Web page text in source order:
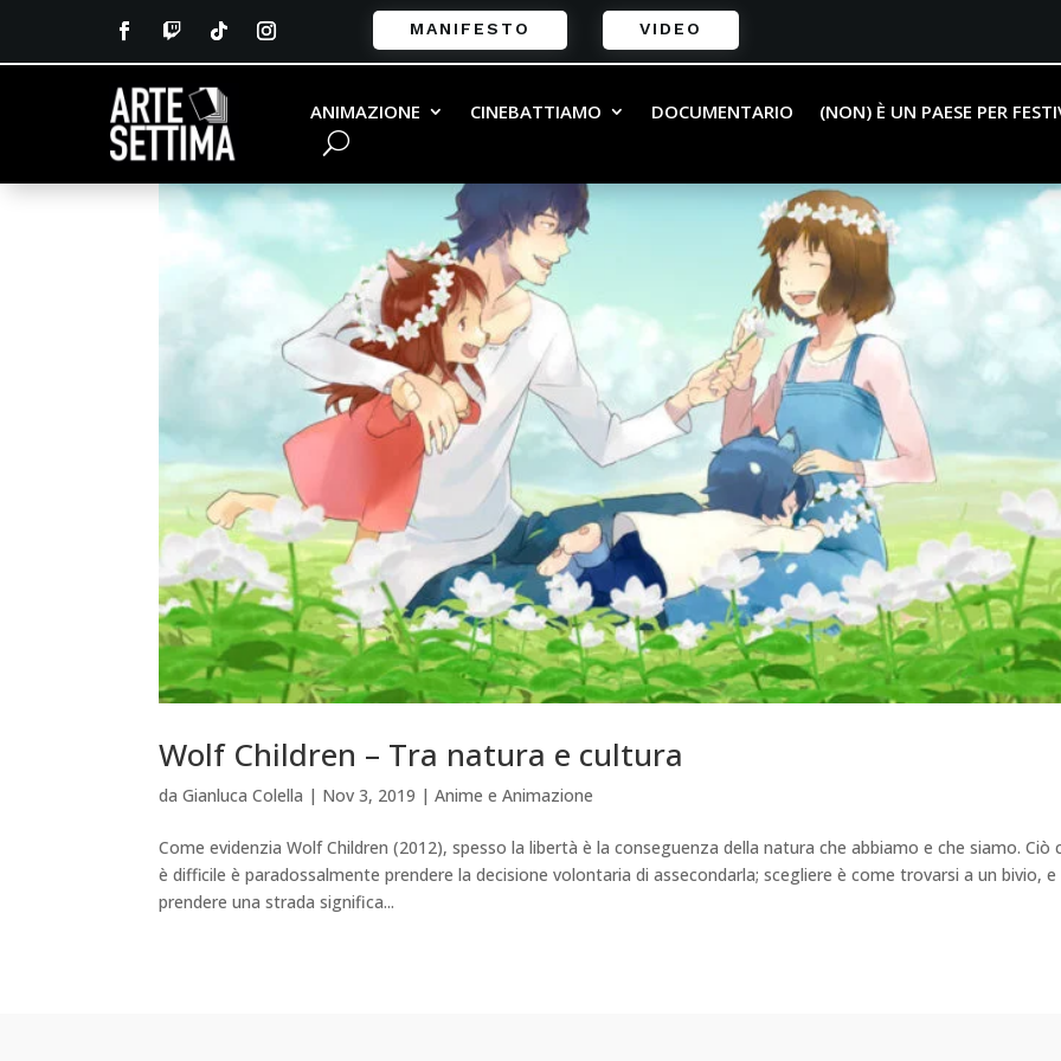
MANIFESTO VIDEO
ANIMAZIONE CINEBATTIAMO DOCUMENTARIO (NON) È UN PAESE PER
Wolf Children – Tra natura e cultura
daGianluca Colella | Nov 3, 2019 |Anime e Animazione
Come evidenzia Wolf Children (2012), spesso la libertà è la conseguenza della natura che abbiamo e che siamo. Ciò
è difficile è paradossalmente prendere la decisione volontaria di assecondarla; scegliere è come trovarsi a un bivio, e
prendere una strada significa...